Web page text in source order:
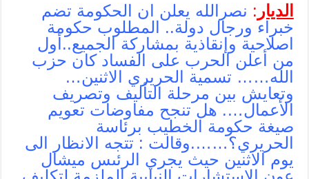
الديار : نصرالله يعلن ان الحكومة تضم
خبراء ورجال دولة.. المطلوب حكومة
اصلاحية وإنقاذية بمشاركة الجميع..أول
من أعلن الحرب على الفساد كان حزب
الله…… تسمية الحريري الاثنين…
وتعايش بين مرحلة التأليف وتصريف
الأعمال…. هل تنجح مفاوضات تعويم
صيغة حكومة الخطيب برئاسة
الحريري؟…….وقالت : تتجه الانظار الى
يوم الاثنين حيث يجري الرئىس ميشال